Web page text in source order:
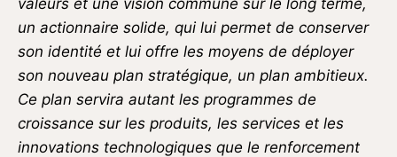
un actionnaire solide, qui lui permet de conserver
son identité et lui offre les moyens de déployer
son nouveau plan stratégique, un plan ambitieux.
Ce plan servira autant les programmes de
croissance sur les produits, les services et les
innovations technologiques que le renforcement